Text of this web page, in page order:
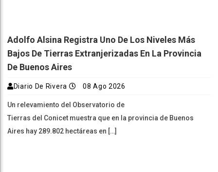
Adolfo Alsina Registra Uno De Los Niveles Más
Bajos De Tierras Extranjerizadas En La Provincia
De Buenos Aires
Diario De Rivera 08 Ago 2026
Un relevamiento del Observatorio de
Tierras del Conicet muestra que en la provincia de Buenos
Aires hay 289.802 hectáreas en […]